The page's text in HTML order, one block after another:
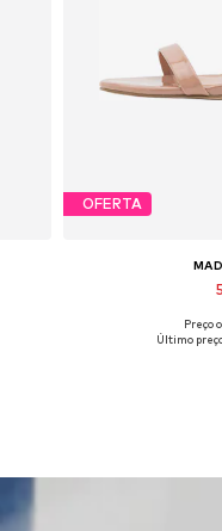
OFERTA
Tamanhos
Preço
Último